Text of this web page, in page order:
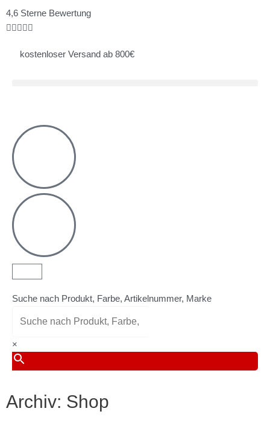
4,6 Sterne Bewertung
    
Bewertet
von
kostenloser Versand ab 800€
Suche nach Produkt, Farbe, Artikelnummer, Marke
×
Archiv: Shop